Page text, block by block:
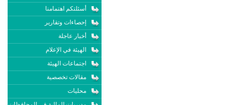
أسئلتكم اهتمامنا
إحصاءات وتقارير
أخبار عاجلة
الهيئة في الإعلام
اجتماعات الهيئة
مقالات تخصصية
محليات